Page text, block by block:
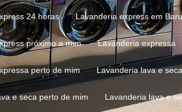
24 horas Lavanderia express em
próximo a mim Lavanderia expressa
perto de mim Lavanderia lava e seca
e seca perto de mim Lavanderia lava e